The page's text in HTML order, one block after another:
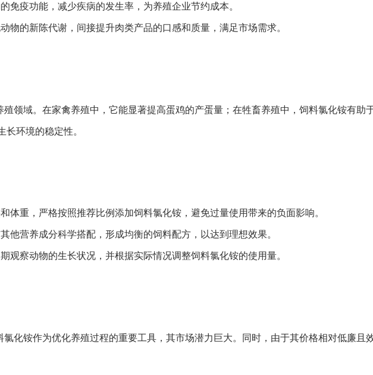
免疫功能，减少疾病的发生率，为养殖企业节约成本。
物的新陈代谢，间接提升肉类产品的口感和质量，满足市场需求。
领域。在家禽养殖中，它能显著提高蛋鸡的产蛋量；在牲畜养殖中，饲料氯化铵有助
环境的稳定性。
体重，严格按照推荐比例添加饲料氯化铵，避免过量使用带来的负面影响。
他营养成分科学搭配，形成均衡的饲料配方，以达到理想效果。
观察动物的生长状况，并根据实际情况调整饲料氯化铵的使用量。
化铵作为优化养殖过程的重要工具，其市场潜力巨大。同时，由于其价格相对低廉且